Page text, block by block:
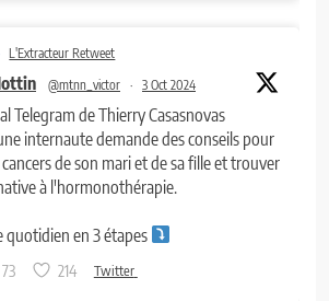
L'Extracteur Retweet
@mtnn_victor · 3 Oct 2024
Telegram de Thierry Casasnovas
internaute demande des conseils pour
de son mari et de sa fille et trouver
à l'hormonothérapie.
quotidien en 3 étapes
73 214 Twitter